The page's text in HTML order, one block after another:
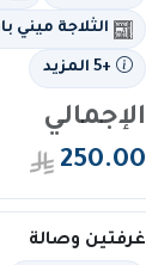
الثلاجة ميني
+5 المزيد
الإجمالي
250.00
غرفتين وصالة